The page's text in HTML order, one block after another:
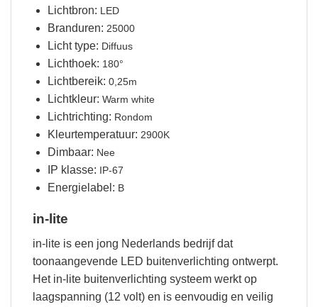
Lichtbron: LED
Branduren: 25000
Licht type: Diffuus
Lichthoek: 180°
Lichtbereik: 0,25m
Lichtkleur: Warm white
Lichtrichting: Rondom
Kleurtemperatuur: 2900K
Dimbaar: Nee
IP klasse: IP-67
Energielabel: B
in-lite
in-lite is een jong Nederlands bedrijf dat
toonaangevende LED buitenverlichting ontwerpt.
Het in-lite buitenverlichting systeem werkt op
laagspanning (12 volt) en is eenvoudig en veilig